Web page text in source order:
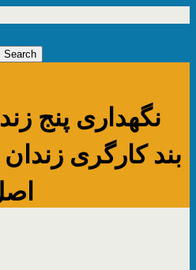
نگهداری پنج
بند کارگری